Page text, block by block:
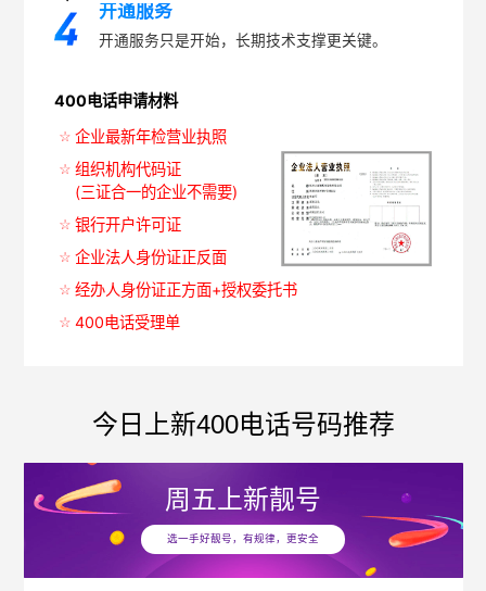
开通服务
开通服务只是开始，长期技术支撑更关键。
400电话申请材料
企业最新年检营业执照
组织机构代码证
(三证合一的企业不需要)
银行开户许可证
企业法人身份证正反面
经办人身份证正方面+授权委托书
400电话受理单
今日上新400电话号码推荐
周五上新靓号
选一手好靓号，有规律，更安全